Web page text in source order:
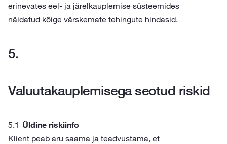
erinevates eel- ja järelkauplemise süsteemides
näidatud kõige värskemate tehingute hindasid.
Valuutakauplemisega seotud riskid
Üldine riskiinfo
Klient peab aru saama ja teadvustama, et